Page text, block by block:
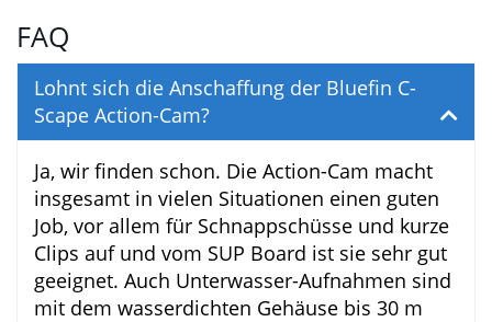
und auch beim Vergleich der Leistungsfähigkeit
muss man natürlich berücksichtigen, dass die
Spitzenmodelle der sehr namhaften Hersteller
ein Vielfaches kosten.
Diesen Maßstab bei der Bluefin C-Scape
anzulegen, wäre als mehr als unfair.
Angesichts des humanen Preisschilds bietet
dieses Modell eine gute Qualität, so dass wir
hier auf jeden Fall von einem stimmigen Preis-
Leistungs-Verhältnis sprechen können.